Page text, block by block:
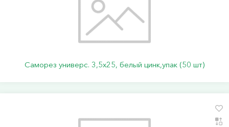
Саморез универс. 3,5х25, белый цинк,упак (50 шт)